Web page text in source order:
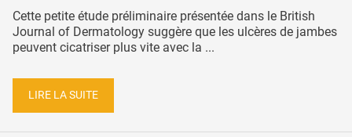
Cette petite étude préliminaire présentée dans le British
Journal of Dermatology suggère que les ulcères de jambes
peuvent cicatriser plus vite avec la ...
LIRE LA SUITE